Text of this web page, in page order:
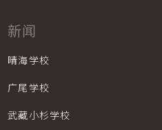
新闻
晴海学校
广尾学校
武藏小杉学校